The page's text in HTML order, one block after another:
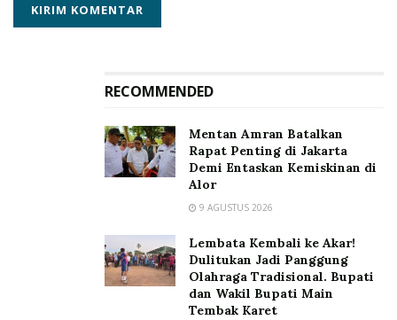
yang sifatnya positif kepada masyarakat agar tdk
terpengaruh dengan politik uang dan lain – lain” Tegas
Mengakiri kegiatan sosialisasi ini, Ketua dan Anggota
Panwaslu Kecamatan Nagawutung bersama
Pemerintahan Desa Pasir Putih mendeklarasikan
“PEMILU DAMAI DAN BERINTEGRITAS DENGAN
MENOLAK POLITIK UANG, HOAX DAN POLITISASI
RECOMMENDED
Mentan Amran Batalkan
Rapat Penting di Jakarta
Demi Entaskan Kemiskinan di
Alor
9 AGUSTUS 2026
Lembata Kembali ke Akar!
Dulitukan Jadi Panggung
Olahraga Tradisional. Bupati
dan Wakil Bupati Main
Tembak Karet